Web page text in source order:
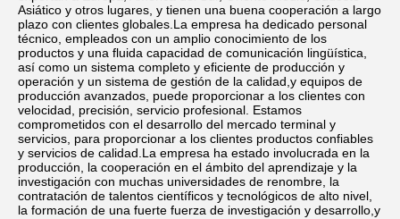
Asiático y otros lugares, y tienen una buena cooperación a largo
plazo con clientes globales.La empresa ha dedicado personal
técnico, empleados con un amplio conocimiento de los
productos y una fluida capacidad de comunicación lingüística,
así como un sistema completo y eficiente de producción y
operación y un sistema de gestión de la calidad,y equipos de
producción avanzados, puede proporcionar a los clientes con
velocidad, precisión, servicio profesional. Estamos
comprometidos con el desarrollo del mercado terminal y
servicios, para proporcionar a los clientes productos confiables
y servicios de calidad.La empresa ha estado involucrada en la
producción, la cooperación en el ámbito del aprendizaje y la
investigación con muchas universidades de renombre, la
contratación de talentos científicos y tecnológicos de alto nivel,
la formación de una fuerte fuerza de investigación y desarrollo,y